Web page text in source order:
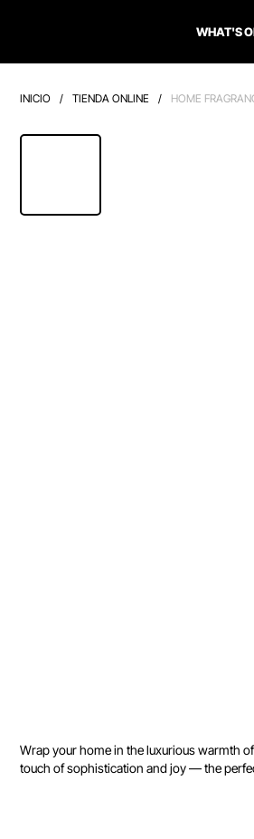
WHAT'S
INICIO / TIENDA ONLINE / HOME
Wrap your home in the luxurious warmth
touch of sophistication and joy — the